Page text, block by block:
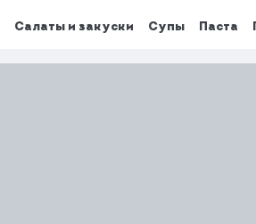
Салаты и закуски Супы Паста